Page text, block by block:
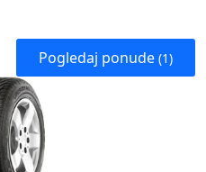
Pogledaj ponude (1)